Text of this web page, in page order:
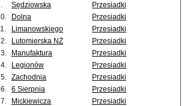
Sędziowska
Przesiadki
Dolna
Przesiadki
Limanowskiego
Przesiadki
Lutomierska NŻ
Przesiadki
Manufaktura
Przesiadki
Legionów
Przesiadki
Zachodnia
Przesiadki
6 Sierpnia
Przesiadki
Mickiewicza
Przesiadki